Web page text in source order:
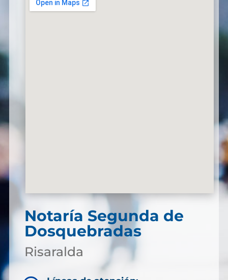
Notaría Segunda de
Dosquebradas
Risaralda